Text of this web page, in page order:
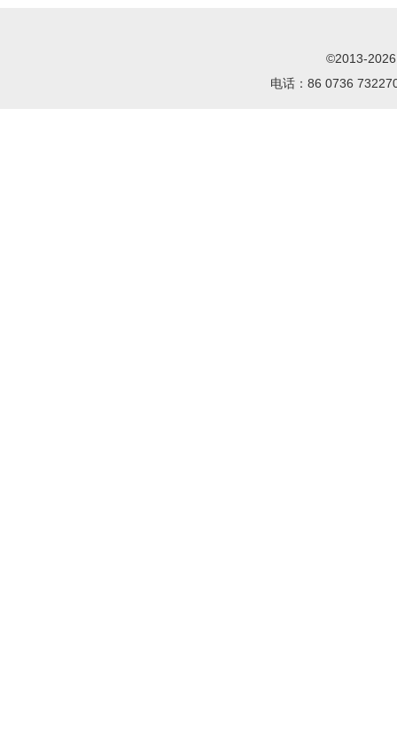
©2013-
电话：86 0736